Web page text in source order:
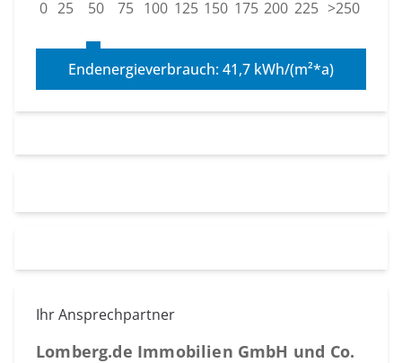
0 25 50 75 100 125 150 175 200 225 >250
Endenergieverbrauch: 41,7 kWh/(m²*a)
Ihr Ansprechpartner
Lomberg.de Immobilien GmbH und Co.